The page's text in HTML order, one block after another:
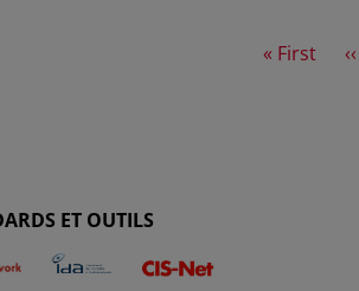
First page
« First ‹‹
ET OUTILS